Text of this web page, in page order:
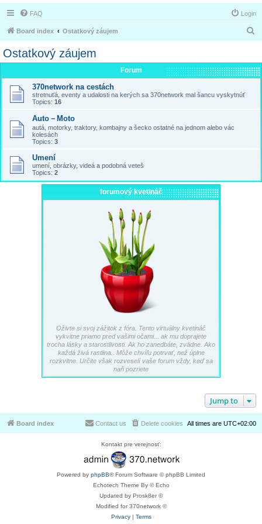
FAQ Login
Board index Ostatkový záujem
r
Ostatkový záujem
Forum
370network na cestách
stretnuťá, eventy a udalosti na kerých sa 370network mal šancu vyskytnúť
Topics: 16
Auto－Moto
autá, motorky, traktory, kombajny a šecko ostatné na jednom alebo vác
kolesách
Topics: 3
Umení
umení, obrázky, videá a podobná veteš
Topics: 2
forumový kvetináč
Oživte si svoj zážitok z fóra. Tento virtuálny kvetináč
vykvitne priamo pred vašimi očami... ak mu doprajete
trocha lásky a starostlivosti. Ak ho zanedbáte, zvädne. Ako
každá živá rastlina.. Môže chvíľu potrvať, než úplne
rozkvitne. Určite však rozveselí vaše forum vždy, keď sa
naň pozriete
Jump to
Board index All times are UTC+02:00
Delete cookies
Contact us
Kontakt pre verejnosť:
Powered by phpBB® Forum Software © phpBB Limited
Echotech Theme By © Echo
Updated by Prosk8er ©
Modified for 370network ©
Privacy| Terms